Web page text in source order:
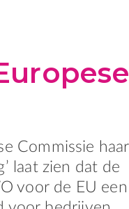
Commissie haar
laat zien dat de
voor de EU een